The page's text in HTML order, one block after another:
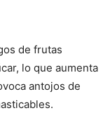
de frutas
lo que aumenta
antojos de